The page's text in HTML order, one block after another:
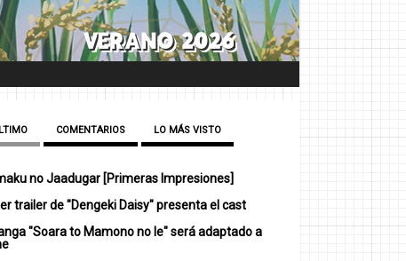
COMENTARIOS LO MÁS VISTO
no Jaadugar [Primeras Impresiones]
trailer de "Dengeki Daisy" presenta el cast
"Soara to Mamono no Ie" será adaptado a